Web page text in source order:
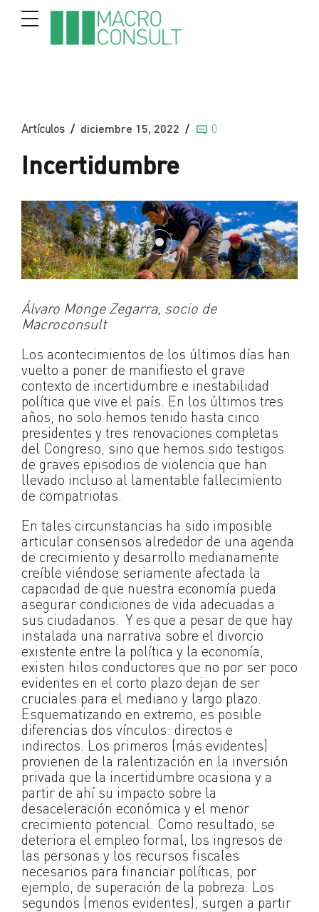
Artículos diciembre 15, 2022 0
Incertidumbre
Álvaro Monge Zegarra, socio de
Macroconsult
Los acontecimientos de los últimos días han
vuelto a poner de manifiesto el grave
contexto de incertidumbre e inestabilidad
política que vive el país. En los últimos tres
años, no solo hemos tenido hasta cinco
presidentes y tres renovaciones completas
del Congreso, sino que hemos sido testigos
de graves episodios de violencia que han
llevado incluso al lamentable fallecimiento
de compatriotas.
En tales circunstancias ha sido imposible
articular consensos alrededor de una agenda
de crecimiento y desarrollo medianamente
creíble viéndose seriamente afectada la
capacidad de que nuestra economía pueda
asegurar condiciones de vida adecuadas a
sus ciudadanos. Y es que a pesar de que hay
instalada una narrativa sobre el divorcio
existente entre la política y la economía,
existen hilos conductores que no por ser poco
evidentes en el corto plazo dejan de ser
cruciales para el mediano y largo plazo.
Esquematizando en extremo, es posible
diferencias dos vínculos: directos e
indirectos. Los primeros (más evidentes)
provienen de la ralentización en la inversión
privada que la incertidumbre ocasiona y a
partir de ahí su impacto sobre la
desaceleración económica y el menor
crecimiento potencial. Como resultado, se
deteriora el empleo formal, los ingresos de
las personas y los recursos fiscales
necesarios para financiar políticas, por
ejemplo, de superación de la pobreza. Los
segundos (menos evidentes), surgen a partir